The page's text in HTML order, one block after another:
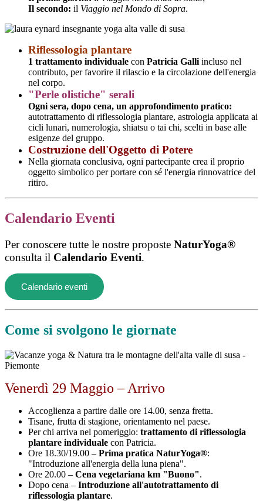
Il secondo: il Viaggio nel Mondo di Sopra.
Riflessologia plantare
1 trattamento individuale con Patricia Galli incluso nel
contributo, per favorire il rilascio e la circolazione dell'energia
nel corpo.
"Perle olistiche" serali
Ogni sera, dopo cena, un approfondimento pratico:
autotrattamento di riflessologia plantare, astrologia applicata ai
cicli lunari, numerologia, shiatsu o tai chi, scelti in base alle
esigenze del gruppo.
Costruzione dell'Oggetto di Potere
Nella giornata conclusiva, ogni partecipante crea il proprio
oggetto simbolico per portare con sé l'energia rinnovatrice del
ritiro.
Calendario Eventi
Per conoscere tutte le nostre proposte NaturYoga®
consulta il Calendario Eventi.
Calendario eventi
Come si svolgono le giornate
Venerdì 29 Maggio – Arrivo
Accoglienza a partire dalle ore 14.00, senza fretta.
Tisane, frutta di stagione, orientamento nel paese.
Per chi arriva nel pomeriggio: trattamento di riflessologia
plantare individuale con Patricia.
Ore 18.30/19.00 – Prima pratica NaturYoga®:
"Introduzione all'energia della luna piena".
Ore 20.00 – Cena vegetariana km "Buono".
Dopo cena – Introduzione all'autotrattamento di
riflessologia plantare.